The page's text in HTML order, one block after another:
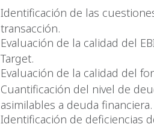
Identificación de las
transacción.
Evaluación de la calidad del
Target.
Evaluación de la calidad del
Cuantificación del nivel de
asimilables a deuda financiera.
Identificación de deficiencias